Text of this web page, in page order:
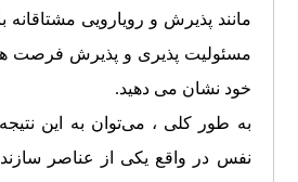
مانند پذیرش و رویارویی
مسئولیت پذیری و پذیرش فرصت
خود نشان می دهید.
به طور کلی ، می‌توان به این
نفس در واقع یکی از عناصر